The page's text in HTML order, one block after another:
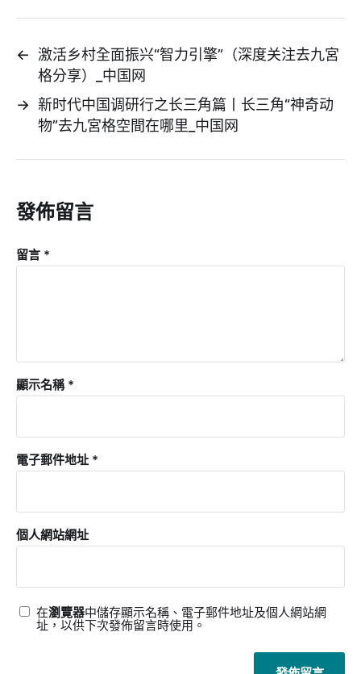
← 激活乡村全面振兴“智力引擎”（深度关注去九宮
格分享）_中国网
→ 新时代中国调研行之长三角篇丨长三角“神奇动
物”去九宮格空間在哪里_中国网
發佈留言
留言 *
顯示名稱 *
電子郵件地址 *
個人網站網址
在瀏覽器中儲存顯示名稱、電子郵件地址及個人網站網
址，以供下次發佈留言時使用。